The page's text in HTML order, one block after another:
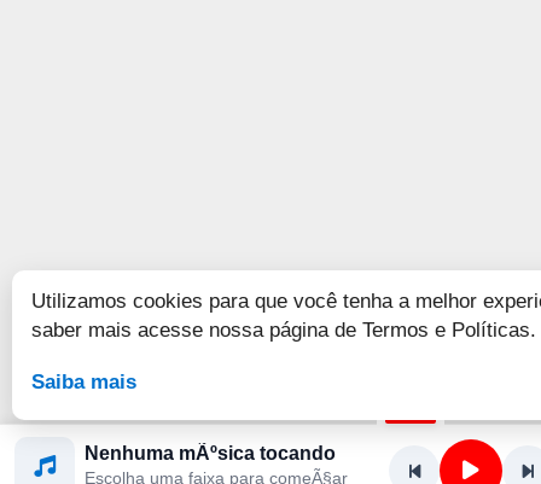
Nenhuma mÃºsica tocando
Escolha uma faixa para comeÃ§ar
Utilizamos cookies para que você tenha a melhor
saber mais acesse nossa página de Termos e Políticas.
Saiba mais